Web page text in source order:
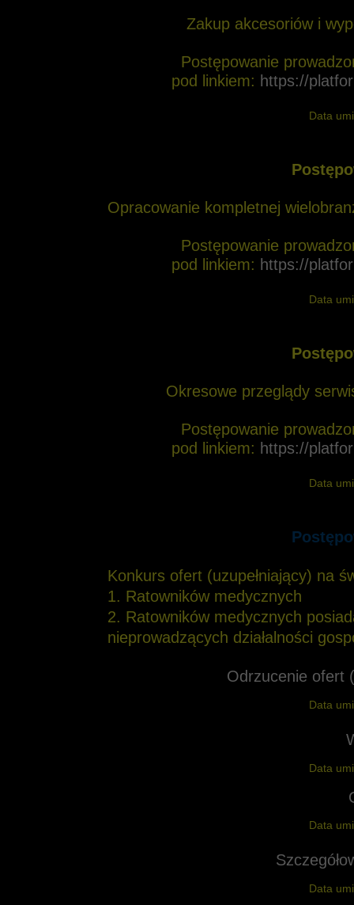
Zakup akcesoriów i
Postępowanie
pod linkiem: https://
Data
Opracowanie kompletnej
Postępowanie
pod linkiem: https://
Data
Okresowe przeglądy
Postępowanie
pod linkiem: https://
Data
Konkurs ofert (uzupełniający) na
1. Ratowników medycznych
2. Ratowników medycznych
nieprowadzących działalności
Odrzucenie ofert
Data
Data
Data
Data